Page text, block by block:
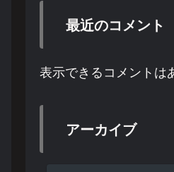
最近のコメント
表示できるコメントは
アーカイブ